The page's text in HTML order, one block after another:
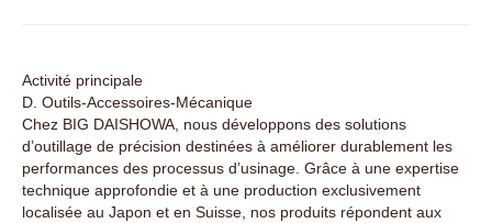
Activité principale
D. Outils-Accessoires-Mécanique
Chez BIG DAISHOWA, nous développons des solutions
d’outillage de précision destinées à améliorer durablement les
performances des processus d’usinage. Grâce à une expertise
technique approfondie et à une production exclusivement
localisée au Japon et en Suisse, nos produits répondent aux